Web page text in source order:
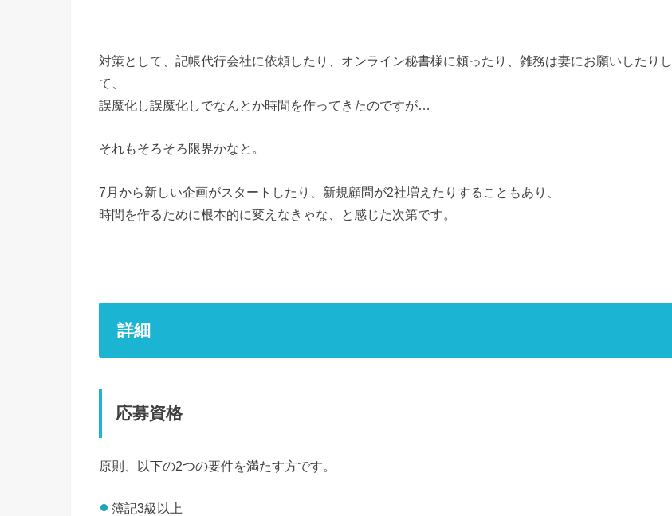
対策として、記帳代行会社に依頼したり、オンライン秘書様に頼ったり、雑務は妻にお願いしたりし
て、
誤魔化し誤魔化しでなんとか時間を作ってきたのですが…
それもそろそろ限界かなと。
7月から新しい企画がスタートしたり、新規顧問が2社増えたりすることもあり、
時間を作るために根本的に変えなきゃな、と感じた次第です。
詳細
応募資格
原則、以下の2つの要件を満たす方です。
簿記3級以上